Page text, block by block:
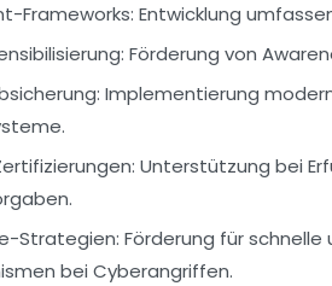
Frameworks: Entwicklung
Förderung von
Implementierung
Unterstützung bei
Strategien: Förderung für schnelle
bei Cyberangriffen.